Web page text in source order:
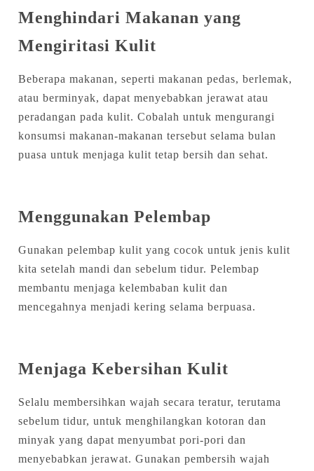
Menghindari Makanan yang
Mengiritasi Kulit
Beberapa makanan, seperti makanan pedas, berlemak,
atau berminyak, dapat menyebabkan jerawat atau
peradangan pada kulit. Cobalah untuk mengurangi
konsumsi makanan-makanan tersebut selama bulan
puasa untuk menjaga kulit tetap bersih dan sehat.
Menggunakan Pelembap
Gunakan pelembap kulit yang cocok untuk jenis kulit
kita setelah mandi dan sebelum tidur. Pelembap
membantu menjaga kelembaban kulit dan
mencegahnya menjadi kering selama berpuasa.
Menjaga Kebersihan Kulit
Selalu membersihkan wajah secara teratur, terutama
sebelum tidur, untuk menghilangkan kotoran dan
minyak yang dapat menyumbat pori-pori dan
menyebabkan jerawat. Gunakan pembersih wajah